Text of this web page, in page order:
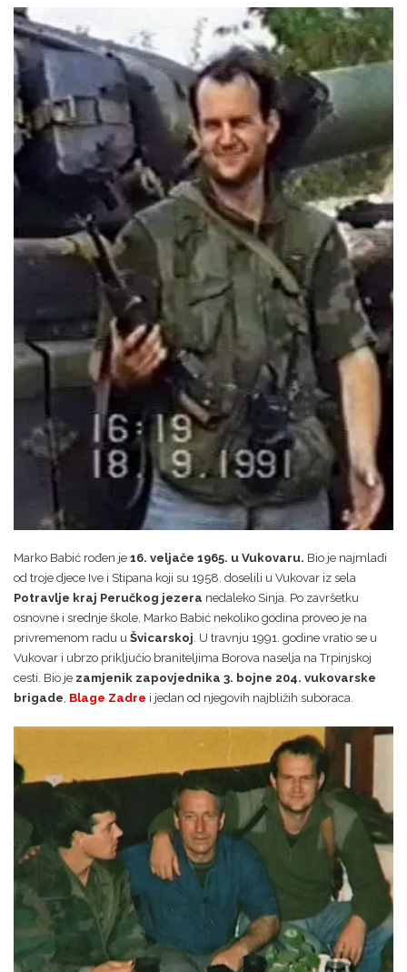
Marko Babić rođen je 16. veljače 1965. u Vukovaru. Bio je najmlađi
od troje djece Ive i Stipana koji su 1958. doselili u Vukovar iz sela
Potravlje kraj Peručkog jezera nedaleko Sinja. Po završetku
osnovne i srednje škole, Marko Babić nekoliko godina proveo je na
privremenom radu u Švicarskoj. U travnju 1991. godine vratio se u
Vukovar i ubrzo priključio braniteljima Borova naselja na Trpinjskoj
cesti. Bio je zamjenik zapovjednika 3. bojne 204. vukovarske
brigade, Blage Zadre i jedan od njegovih najbližih suboraca.